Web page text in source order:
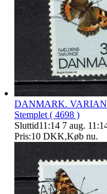
DANMARK.
Stemplet ( 4698 )
Sluttid11:14 7 aug.
Pris:10 DKK,Køb nu.